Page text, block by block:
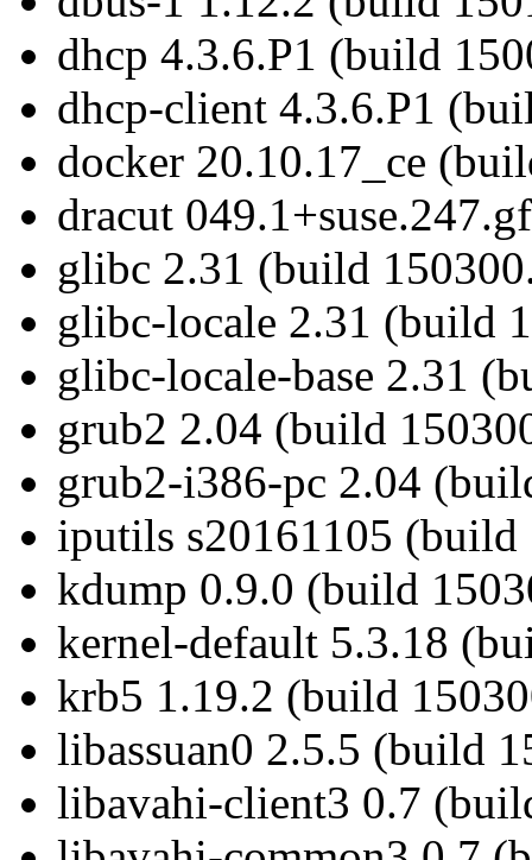
dhcp 4.3.6.P1 (build
dhcp-client 4.3.6.P1
docker 20.10.17_ce
dracut
glibc 2.31 (build
glibc-locale 2.31 (build
glibc-locale-base 2.31
grub2 2.04 (build
grub2-i386-pc 2.04
iputils s20161105 (build
kdump 0.9.0 (build
kernel-default 5.3.18
krb5 1.19.2 (build
libassuan0 2.5.5 (build
libavahi-client3 0.7